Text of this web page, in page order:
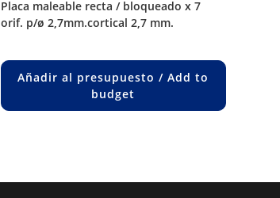
placa maleable recta / bloqueado x 7
orif. p/ø 2,7mm.cortical 2,7 mm.
Añadir al presupuesto / Add to
budget